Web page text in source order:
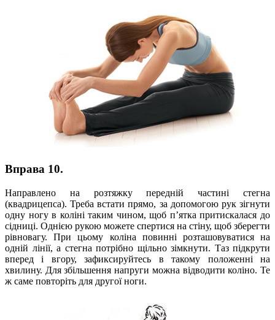
Вправа 10.
Направлено на розтяжку передній частині стегна
(квадрицепса). Треба встати прямо, за допомогою рук зігнути
одну ногу в коліні таким чином, щоб п’ятка притискалася до
сідниці. Однією рукою можете спертися на стіну, щоб зберегти
рівновагу. При цьому коліна повинні розташовуватися на
одній лінії, а стегна потрібно щільно зімкнути. Таз підкрути
вперед і вгору, зафиксируйтесь в такому положенні на
хвилину. Для збільшення напруги можна відводити коліно. Те
ж саме повторіть для другої ноги.